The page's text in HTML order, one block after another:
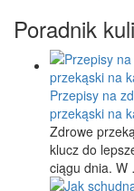
Poradnik
Przepisy na
przekąski na
Zdrowe
klucz do
ciągu dnia.